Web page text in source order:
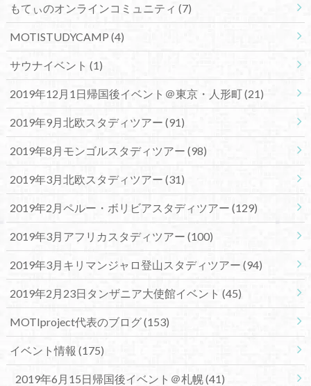
もてぃのオンラインコミュニティ (7)
MOTISTUDYCAMP (4)
サウナイベント (1)
2019年12月1日帰国後イベント＠東京・人形町(21)
2019年9月北欧スタディツアー (91)
2019年8月モンゴルスタディツアー (98)
2019年3月北欧スタディツアー (31)
2019年2月ペルー・ボリビアスタディツアー (129)
2019年3月アフリカスタディツアー (100)
2019年3月キリマンジャロ登山スタディツアー (94)
2019年2月23日タンザニア大使館イベント (45)
MOTIproject代表のブログ(153)
イベント情報 (175)
2019年6月15日帰国後イベント＠札幌(41)